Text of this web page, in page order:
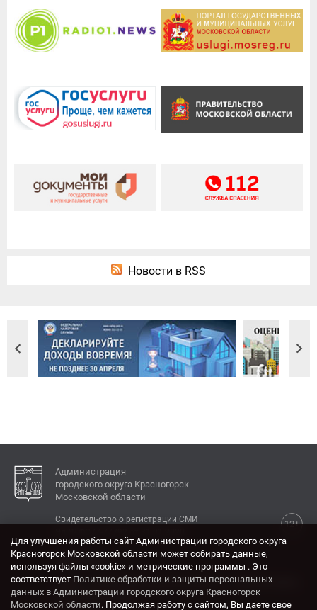
Новости в RSS
Администрация
городского округа Красногорск
Московской области
12+
Свидетельство о регистрации СМИ
КОНТАКТЫ
Адрес: 143404, Московская область, г. Красногорск,
ул. Ленина, дом 4.
Для улучшения работы сайт Администрации городского округа
Красногорск Московской области может собирать данные,
используя файлы «cookie» и метрические программы . Это
соответствует Политике обработки и защиты персональных
данных в Администрации городского округа Красногорск
Московской области. Продолжая работу с сайтом, Вы даете свое